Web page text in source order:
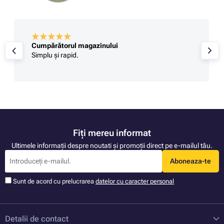
Cumpărătorul magazinului
Simplu și rapid.
Fiți mereu informat
Ultimele informații despre noutati și promoții direct pe e-mailul tău.
Aboneaza-te
Sunt de acord cu prelucrarea datelor cu caracter personal
Detalii de contact